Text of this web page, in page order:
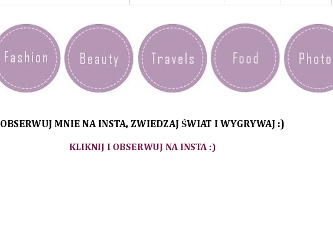
OBSERWUJ MNIE NA INSTA, ZWIEDZAJ ŚWIAT I WYGRYWAJ :)
KLIKNIJ I OBSERWUJ NA INSTA :)